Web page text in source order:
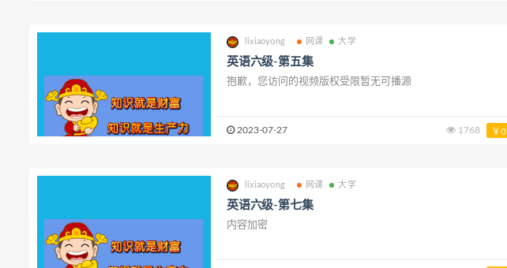
lixiaoyong 网课 大学
英语六级-第五集
抱歉，您访问的视频版权受限暂无可播源
2023-07-27 1768 ￥0
lixiaoyong 网课 大学
英语六级-第七集
内容加密